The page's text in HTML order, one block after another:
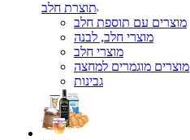
תוצרת חלב
מוצרים עם תוספת חלב
מוצרי חלב, לבנה
מוצרי חלב
מוצרים מוגמרים למחצה
גבינות